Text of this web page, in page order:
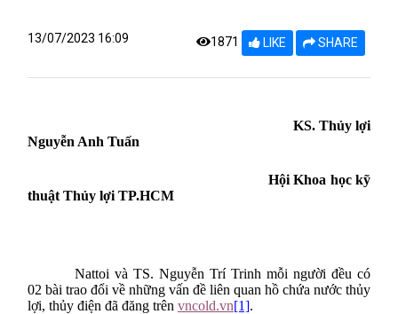
13/07/2023 16:09 1871 LIKE SHARE
KS. Thủy lợi
Nguyễn Anh Tuấn
Hội Khoa học kỹ
thuật Thủy lợi TP.HCM
Nattoi vàTS. Nguyễn Trí Trinh mỗi người đều có
02 bài trao đổi về những vấn đề liên quan hồ chứa nước thủy
lợi, thủy điện đã đăng trên vncold.vn[1].